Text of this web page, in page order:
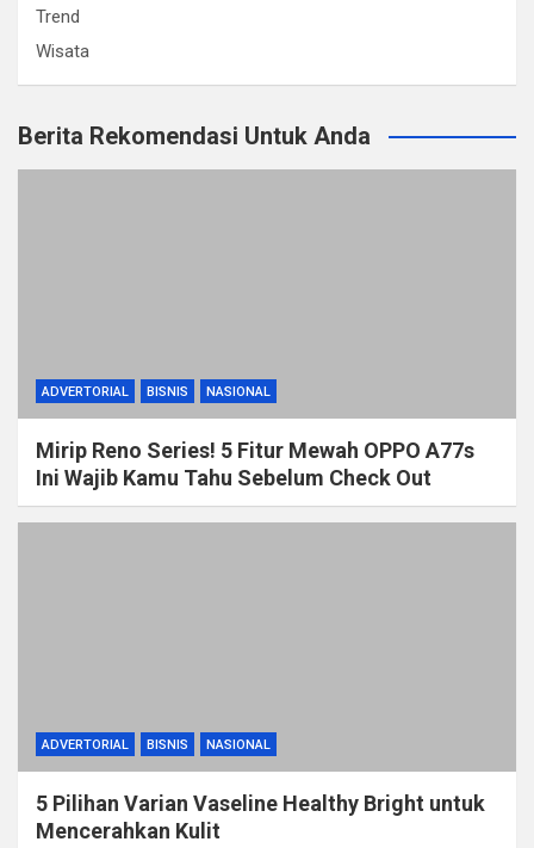
Trend
Wisata
Berita Rekomendasi Untuk Anda
ADVERTORIAL BISNIS NASIONAL
Mirip Reno Series! 5 Fitur Mewah OPPO A77s
Ini Wajib Kamu Tahu Sebelum Check Out
ADVERTORIAL BISNIS NASIONAL
5 Pilihan Varian Vaseline Healthy Bright untuk
Mencerahkan Kulit